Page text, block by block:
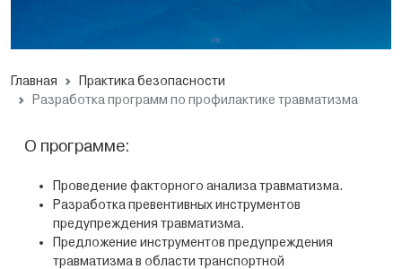
Главная
Практика безопасности
Разработка программ по профилактике травматизма
О программе:
Проведение факторного анализа травматизма.
Разработка превентивных инструментов
предупреждения травматизма.
Предложение инструментов предупреждения
травматизма в области транспортной